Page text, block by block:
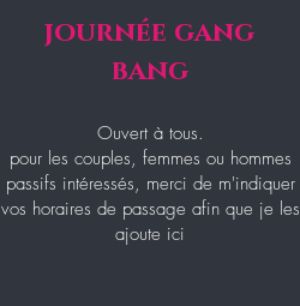
journée gang
bang
Ouvert à tous.
pour les couples, femmes ou hommes
passifs intéressés, merci de m'indiquer
vos horaires de passage afin que je les
ajoute ici